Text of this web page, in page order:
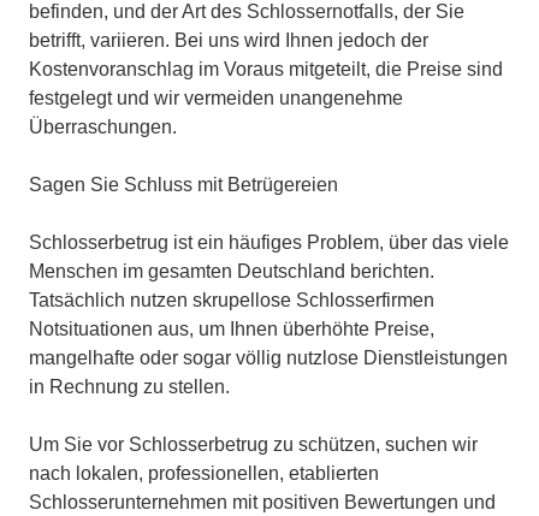
befinden, und der Art des Schlossernotfalls, der Sie
betrifft, variieren. Bei uns wird Ihnen jedoch der
Kostenvoranschlag im Voraus mitgeteilt, die Preise sind
festgelegt und wir vermeiden unangenehme
Überraschungen.
Sagen Sie Schluss mit Betrügereien
Schlosserbetrug ist ein häufiges Problem, über das viele
Menschen im gesamten Deutschland berichten.
Tatsächlich nutzen skrupellose Schlosserfirmen
Notsituationen aus, um Ihnen überhöhte Preise,
mangelhafte oder sogar völlig nutzlose Dienstleistungen
in Rechnung zu stellen.
Um Sie vor Schlosserbetrug zu schützen, suchen wir
nach lokalen, professionellen, etablierten
Schlosserunternehmen mit positiven Bewertungen und